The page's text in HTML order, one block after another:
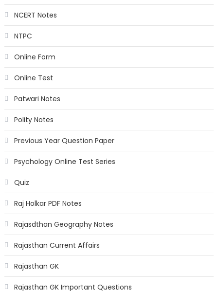
NCERT Notes
NTPC
Online Form
Online Test
Patwari Notes
Polity Notes
Previous Year Question Paper
Psychology Online Test Series
Quiz
Raj Holkar PDF Notes
Rajasdthan Geography Notes
Rajasthan Current Affairs
Rajasthan GK
Rajasthan GK Important Questions